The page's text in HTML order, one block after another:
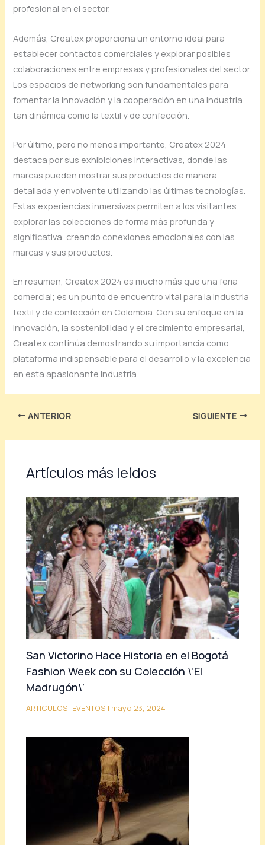
profesional en el sector.
Además, Createx proporciona un entorno ideal para
establecer contactos comerciales y explorar posibles
colaboraciones entre empresas y profesionales del sector.
Los espacios de networking son fundamentales para
fomentar la innovación y la cooperación en una industria
tan dinámica como la textil y de confección.
Por último, pero no menos importante, Createx 2024
destaca por sus exhibiciones interactivas, donde las
marcas pueden mostrar sus productos de manera
detallada y envolvente utilizando las últimas tecnologías.
Estas experiencias inmersivas permiten a los visitantes
explorar las colecciones de forma más profunda y
significativa, creando conexiones emocionales con las
marcas y sus productos.
En resumen, Createx 2024 es mucho más que una feria
comercial; es un punto de encuentro vital para la industria
textil y de confección en Colombia. Con su enfoque en la
innovación, la sostenibilidad y el crecimiento empresarial,
Createx continúa demostrando su importancia como
plataforma indispensable para el desarrollo y la excelencia
en esta apasionante industria.
ANTERIOR SIGUIENTE
Artículos más leídos
San Victorino Hace Historia en el Bogotá
Fashion Week con su Colección \’El
Madrugón\’
ARTICULOS, EVENTOS | mayo 23, 2024